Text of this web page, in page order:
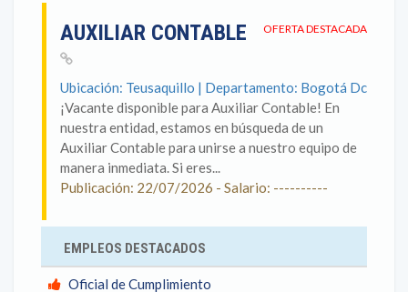
OFERTA DESTACADA
AUXILIAR CONTABLE
Ubicación: Teusaquillo | Departamento: Bogotá Dc
¡Vacante disponible para Auxiliar Contable! En
nuestra entidad, estamos en búsqueda de un
Auxiliar Contable para unirse a nuestro equipo de
manera inmediata. Si eres...
Publicación: 22/07/2026 - Salario: ----------
EMPLEOS DESTACADOS
Oficial de Cumplimiento